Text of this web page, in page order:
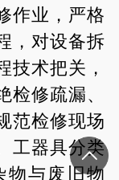
作业，严格
，对设备拆
技术把关，
检修疏漏、
范检修现场
工器具分类
物与废旧物